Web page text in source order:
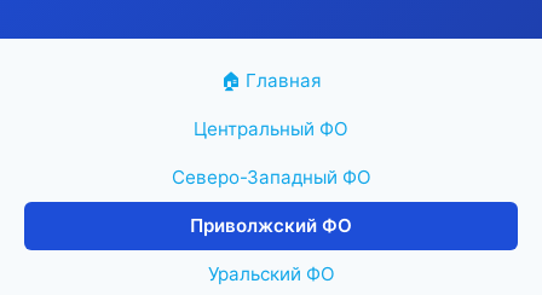
🏠 Главная
Центральный ФО
Северо-Западный ФО
Приволжский ФО
Уральский ФО